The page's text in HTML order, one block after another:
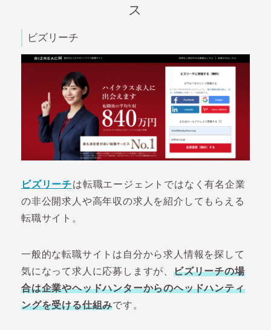
ス
ビズリーチ
ビズリーチは転職エージェントではなく有名企業
の非公開求人や高年収の求人を紹介してもらえる
転職サイト。
一般的な転職サイトは自分から求人情報を探して
気になって求人に応募しますが、 ビズリーチの場
合は企業やヘッドハンターからのヘッドハンティ
ングを受ける仕組みです。